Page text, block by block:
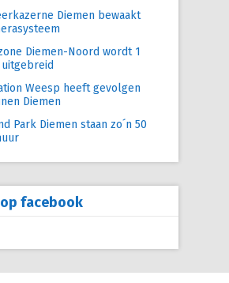
Diemen bewaakt
Diemen-Noord wordt 1
Weesp heeft gevolgen
Diemen
Park Diemen staan zo´n 50
facebook